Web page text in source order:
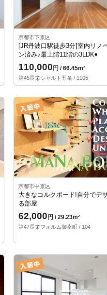
京都市下京区
[JR丹波口駅徒歩3分]室内リノ
ン済み♪最上階11階の3LDK♦
110,000 円 / 66.45m²
第45長栄シャルト五条 / 1105
京都市中京区
大きなコルクボード!自分でデ
る部屋
62,000 円 / 29.23m²
第47長栄フォルム御幸町 / 104